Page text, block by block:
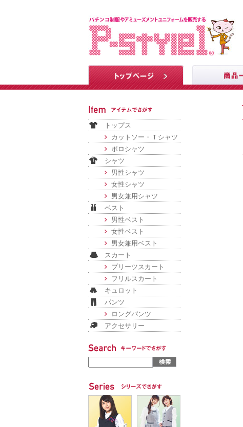
トップス
カットソー・Ｔシャツ
ポロシャツ
シャツ
男性シャツ
女性シャツ
男女兼用シャツ
ベスト
男性ベスト
女性ベスト
男女兼用ベスト
スカート
プリーツスカート
フリルスカート
キュロット
パンツ
ロングパンツ
アクセサリー